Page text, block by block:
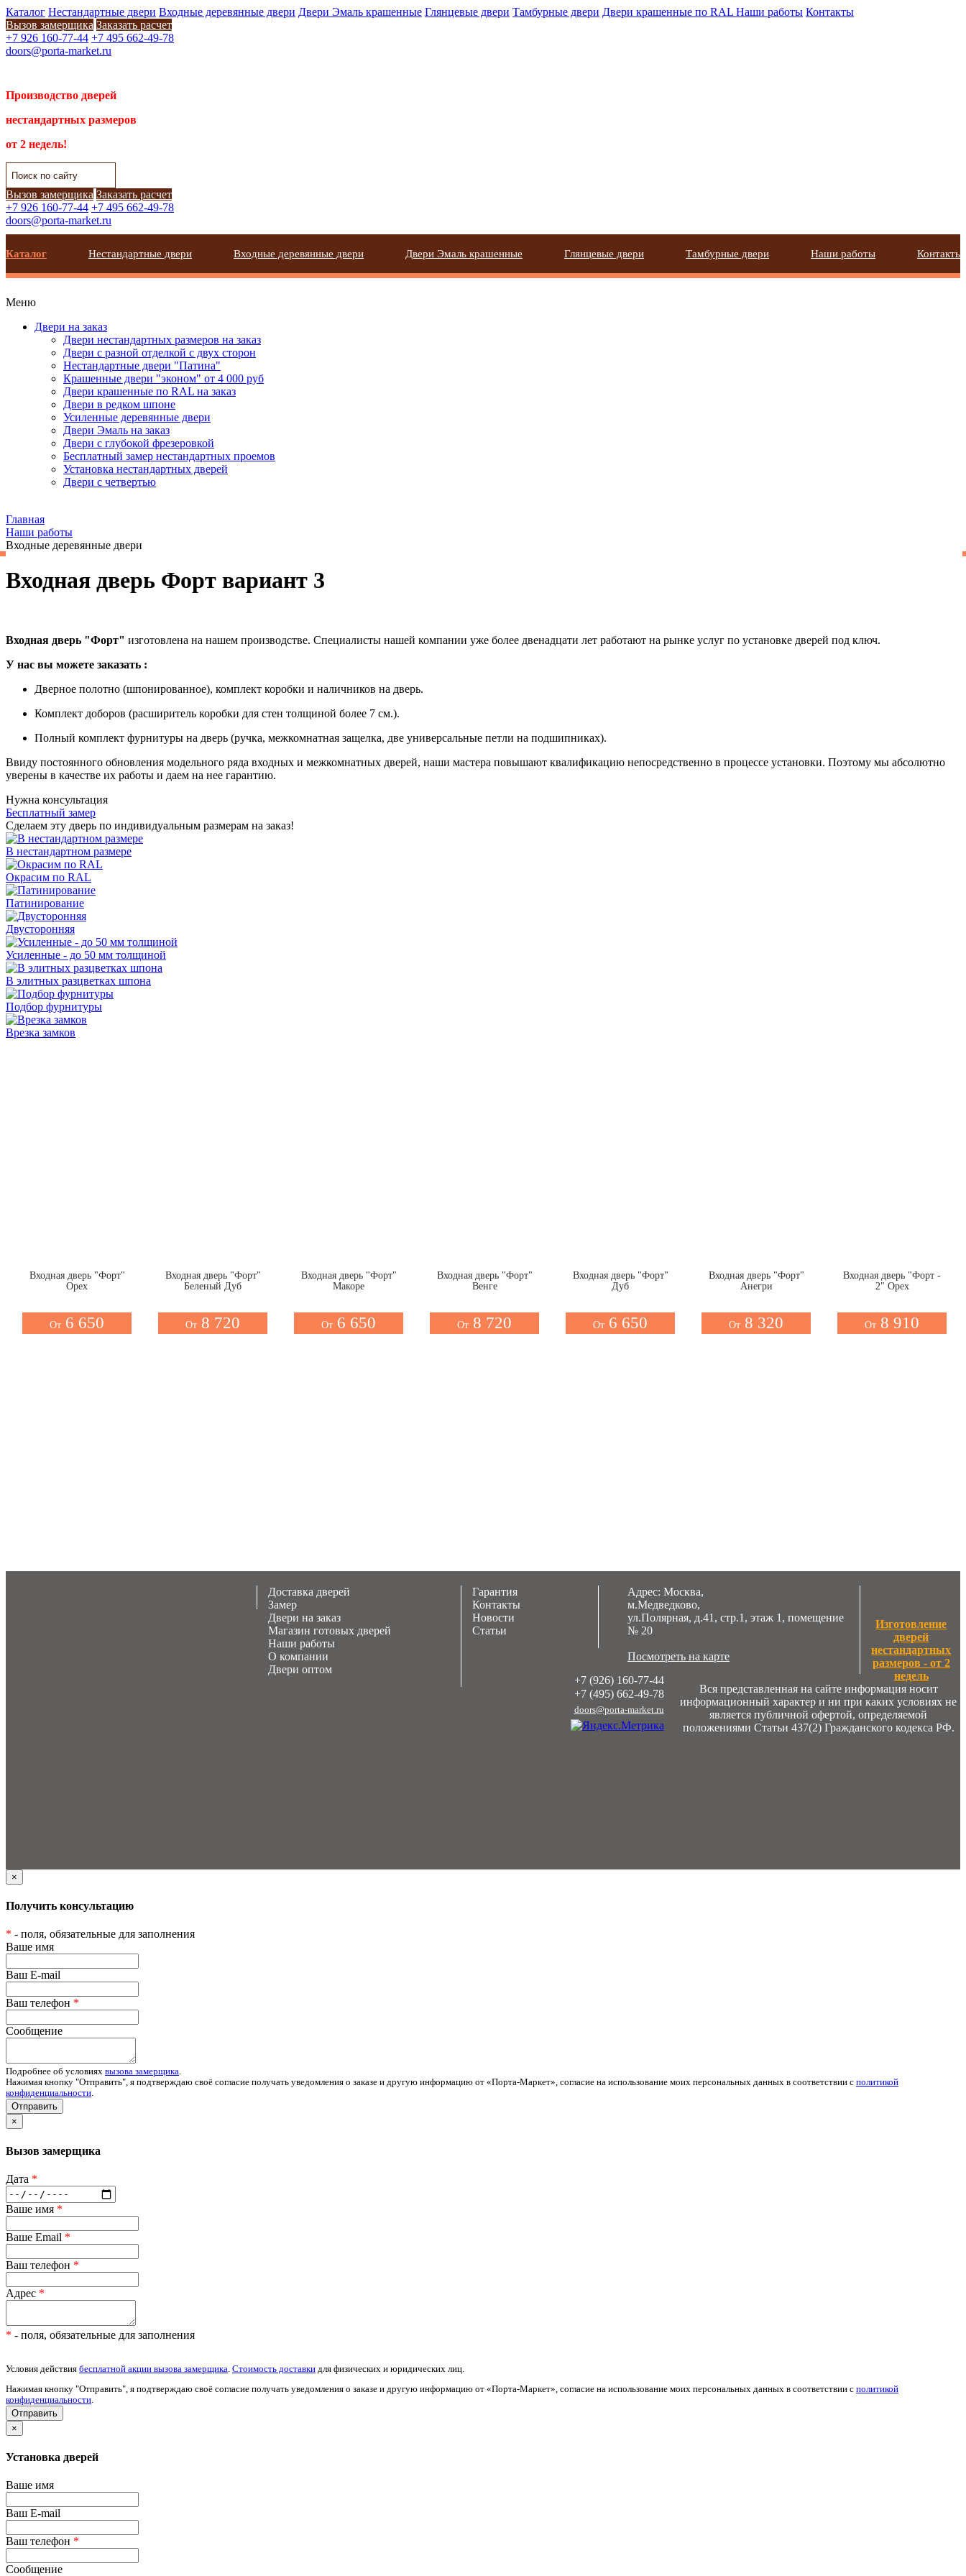
Каталог Нестандартные двери Входные деревянные двери Двери Эмаль крашенные Глянцевые двери Тамбурные двери Двери крашенные по RAL Наши работы Контакты
Вызов замерщика Заказать расчет
+7 926 160-77-44 +7 495 662-49-78
doors@porta-market.ru
Производство дверей
нестандартных размеров
от 2 недель!
Вызов замерщика Заказать расчет
+7 926 160-77-44 +7 495 662-49-78
doors@porta-market.ru
Каталог Нестандартные двери Входные деревянные двери Двери Эмаль крашенные Глянцевые двери Тамбурные двери Наши работы Контакты
Меню
Двери на заказ
Двери нестандартных размеров на заказ
Двери с разной отделкой с двух сторон
Нестандартные двери "Патина"
Крашенные двери "эконом" от 4 000 руб
Двери крашенные по RAL на заказ
Двери в редком шпоне
Усиленные деревянные двери
Двери Эмаль на заказ
Двери с глубокой фрезеровкой
Бесплатный замер нестандартных проемов
Установка нестандартных дверей
Двери с четвертью
Главная
Наши работы
Входные деревянные двери
Входная дверь Форт вариант 3
Входная дверь "Форт" изготовлена на нашем производстве. Специалисты нашей компании уже более двенадцати лет работают на рынке услуг по установке дверей под ключ.
У нас вы можете заказать :
Дверное полотно (шпонированное), комплект коробки и наличников на дверь.
Комплект доборов (расширитель коробки для стен толщиной более 7 см.).
Полный комплект фурнитуры на дверь (ручка, межкомнатная защелка, две универсальные петли на подшипниках).
Ввиду постоянного обновления модельного ряда входных и межкомнатных дверей, наши мастера повышают квалификацию непосредственно в процессе установки. Поэтому мы абсолютно
уверены в качестве их работы и даем на нее гарантию.
Нужна консультация
Бесплатный замер
Сделаем эту дверь по индивидуальным размерам на заказ!
В нестандартном размере
Окрасим по RAL
Патинирование
Двусторонняя
Усиленные - до 50 мм толщиной
В элитных разцветках шпона
Подбор фурнитуры
Врезка замков
Входная дверь "Форт"
Орех
От 6 650
Входная дверь "Форт"
Беленый Дуб
От 8 720
Входная дверь "Форт"
Макоре
От 6 650
Входная дверь "Форт"
Венге
От 8 720
Входная дверь "Форт"
Дуб
От 6 650
Входная дверь "Форт"
Анегри
От 8 320
Входная дверь "Форт -
2" Орех
От 8 910
Доставка дверей
Замер
Двери на заказ
Магазин готовых дверей
Наши работы
О компании
Двери оптом
Гарантия
Контакты
Новости
Статьи
Адрес: Москва,
м.Медведково,
ул.Полярная, д.41, стр.1, этаж 1, помещение
№ 20
Посмотреть на карте
+7 (926) 160-77-44
+7 (495) 662-49-78
doors@porta-market.ru
Изготовление
дверей
нестандартных
размеров - от 2
недель
Вся представленная на сайте информация носит
информационный характер и ни при каких условиях не
является публичной офертой, определяемой
положениями Статьи 437(2) Гражданского кодекса РФ.
×
Получить консультацию
* - поля, обязательные для заполнения
Ваше имя
Ваш E-mail
Ваш телефон *
Сообщение
Подробнее об условиях вызова замерщика.
Нажимая кнопку "Отправить", я подтверждаю своё согласие получать уведомления о заказе и другую информацию от «Порта-Маркет», согласие на использование моих персональных данных в соответствии с политикой
конфиденциальности.
Отправить
×
Вызов замерщика
Дата *
Ваше имя *
Ваше Email *
Ваш телефон *
Адрес *
* - поля, обязательные для заполнения
Условия действия бесплатной акции вызова замерщика Стоимость доставки для физических и юридических лиц.
Нажимая кнопку "Отправить", я подтверждаю своё согласие получать уведомления о заказе и другую информацию от «Порта-Маркет», согласие на использование моих персональных данных в соответствии с политикой
конфиденциальности
×
Установка дверей
Ваше имя
Ваш E-mail
Ваш телефон *
Сообщение